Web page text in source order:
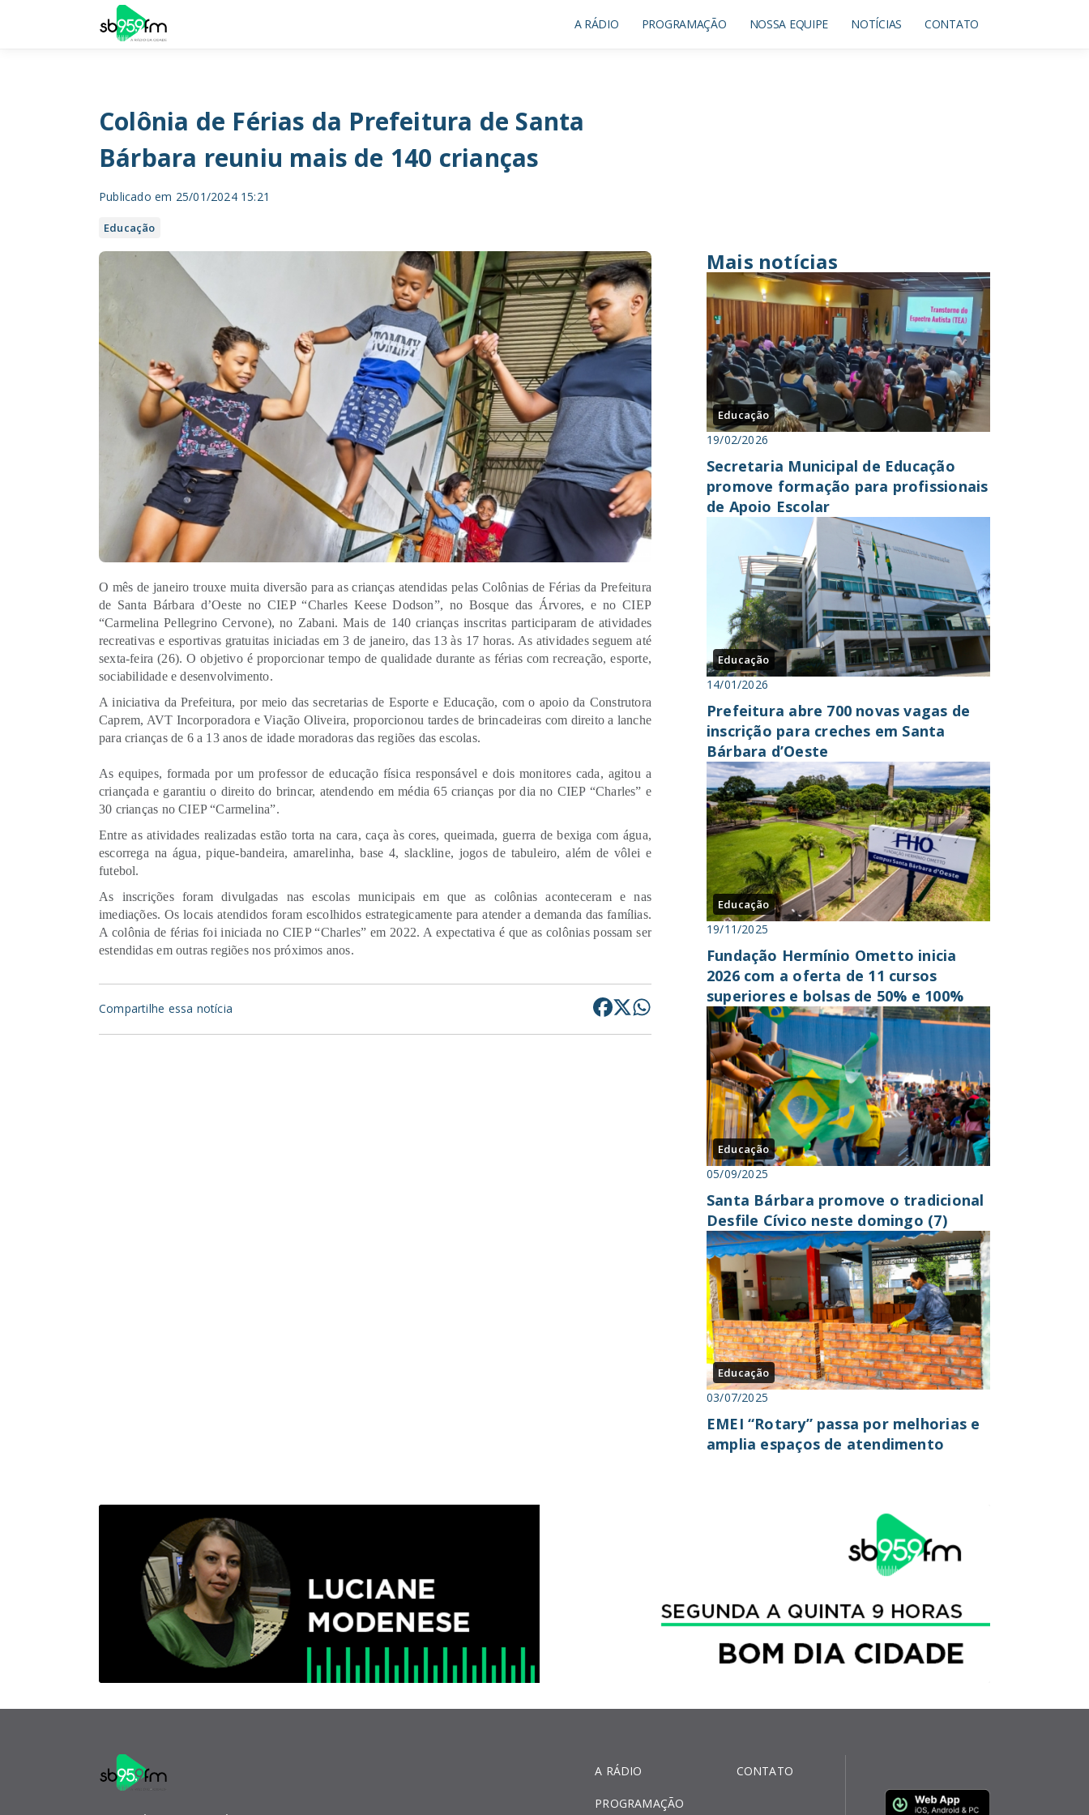
A RÁDIO PROGRAMAÇÃO NOSSA EQUIPE NOTÍCIAS CONTATO
Colônia de Férias da Prefeitura de Santa
Bárbara reuniu mais de 140 crianças
Publicado em 25/01/2024 15:21
Educação
O mês de janeiro trouxe muita diversão para as crianças atendidas pelas Colônias de Férias da Prefeitura
de Santa Bárbara d’Oeste no CIEP “Charles Keese Dodson”, no Bosque das Árvores, e no CIEP
“Carmelina Pellegrino Cervone), no Zabani. Mais de 140 crianças inscritas participaram de atividades
recreativas e esportivas gratuitas iniciadas em 3 de janeiro, das 13 às 17 horas. As atividades seguem até
sexta-feira (26). O objetivo é proporcionar tempo de qualidade durante as férias com recreação, esporte,
sociabilidade e desenvolvimento.
A iniciativa da Prefeitura, por meio das secretarias de Esporte e Educação, com o apoio da Construtora
Caprem, AVT Incorporadora e Viação Oliveira, proporcionou tardes de brincadeiras com direito a lanche
para crianças de 6 a 13 anos de idade moradoras das regiões das escolas.
As equipes, formada por um professor de educação física responsável e dois monitores cada, agitou a
criançada e garantiu o direito do brincar, atendendo em média 65 crianças por dia no CIEP “Charles” e
30 crianças no CIEP “Carmelina”.
Entre as atividades realizadas estão torta na cara, caça às cores, queimada, guerra de bexiga com água,
escorrega na água, pique-bandeira, amarelinha, base 4, slackline, jogos de tabuleiro, além de vôlei e
futebol.
As inscrições foram divulgadas nas escolas municipais em que as colônias aconteceram e nas
imediações. Os locais atendidos foram escolhidos estrategicamente para atender a demanda das famílias.
A colônia de férias foi iniciada no CIEP “Charles” em 2022. A expectativa é que as colônias possam ser
estendidas em outras regiões nos próximos anos.
Compartilhe essa notícia
Mais notícias
Educação
19/02/2026
Secretaria Municipal de Educação
promove formação para profissionais
de Apoio Escolar
Educação
14/01/2026
Prefeitura abre 700 novas vagas de
inscrição para creches em Santa
Bárbara d’Oeste
Educação
19/11/2025
Fundação Hermínio Ometto inicia
2026 com a oferta de 11 cursos
superiores e bolsas de 50% e 100%
Educação
05/09/2025
Santa Bárbara promove o tradicional
Desfile Cívico neste domingo (7)
Educação
03/07/2025
EMEI “Rotary” passa por melhorias e
amplia espaços de atendimento
A RÁDIO
PROGRAMAÇÃO
CONTATO